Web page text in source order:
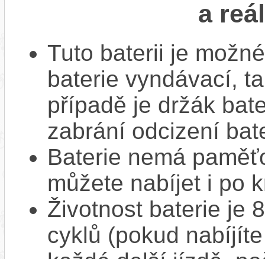
a
Tuto baterii je
baterie vyndávací,
případě je držák
zabrání odcizení
Baterie nemá
můžete nabíjet i po
Životnost baterie je
cyklů (pokud